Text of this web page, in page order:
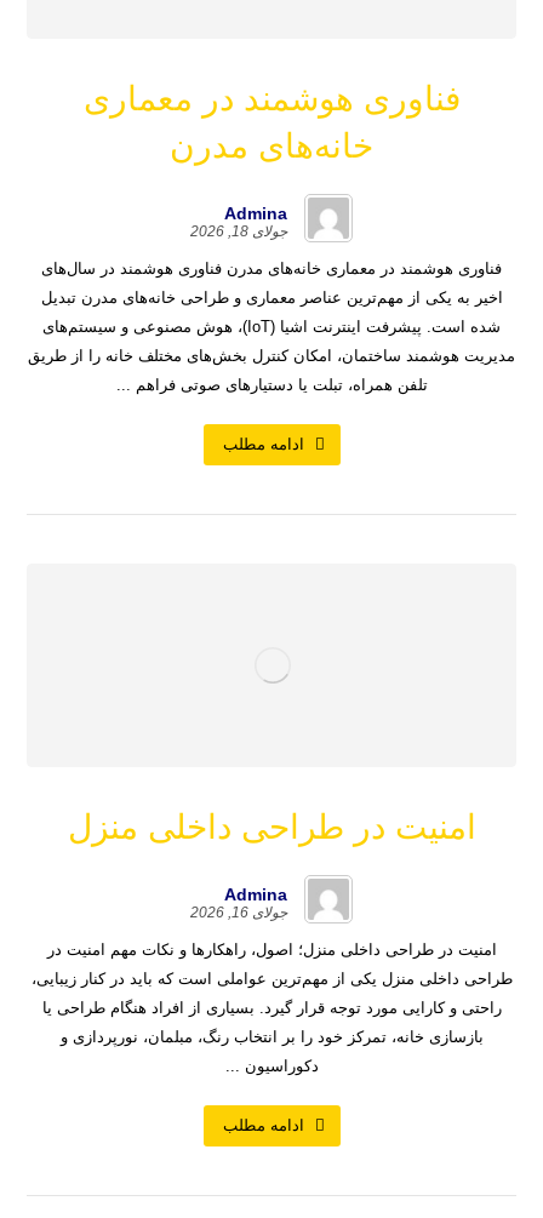
فناوری هوشمند در معماری
خانه‌های مدرن
Admina
جولای 18, 2026
فناوری هوشمند در معماری خانه‌های مدرن فناوری هوشمند در سال‌های
اخیر به یکی از مهم‌ترین عناصر معماری و طراحی خانه‌های مدرن تبدیل
شده است. پیشرفت اینترنت اشیا (IoT)، هوش مصنوعی و سیستم‌های
مدیریت هوشمند ساختمان، امکان کنترل بخش‌های مختلف خانه را از طریق
تلفن همراه، تبلت یا دستیارهای صوتی فراهم ...
ادامه مطلب
امنیت در طراحی داخلی منزل
Admina
جولای 16, 2026
امنیت در طراحی داخلی منزل؛ اصول، راهکارها و نکات مهم امنیت در
طراحی داخلی منزل یکی از مهم‌ترین عواملی است که باید در کنار زیبایی،
راحتی و کارایی مورد توجه قرار گیرد. بسیاری از افراد هنگام طراحی یا
بازسازی خانه، تمرکز خود را بر انتخاب رنگ، مبلمان، نورپردازی و
دکوراسیون ...
ادامه مطلب